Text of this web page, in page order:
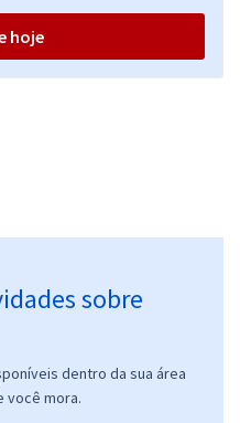
hoje
sobre
dentro da sua área
você mora.